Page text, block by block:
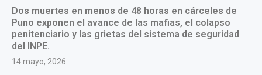
Dos muertes en menos de 48 horas en cárceles de
Puno exponen el avance de las mafias, el colapso
penitenciario y las grietas del sistema de seguridad
del INPE.
14 mayo, 2026